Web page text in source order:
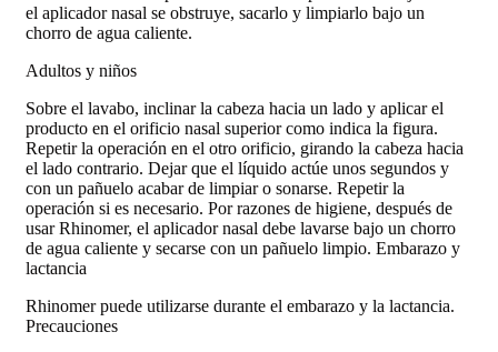
el aplicador nasal se obstruye, sacarlo y limpiarlo bajo un
chorro de agua caliente.
Adultos y niños
Sobre el lavabo, inclinar la cabeza hacia un lado y aplicar el
producto en el orificio nasal superior como indica la figura.
Repetir la operación en el otro orificio, girando la cabeza hacia
el lado contrario. Dejar que el líquido actúe unos segundos y
con un pañuelo acabar de limpiar o sonarse. Repetir la
operación si es necesario. Por razones de higiene, después de
usar Rhinomer, el aplicador nasal debe lavarse bajo un chorro
de agua caliente y secarse con un pañuelo limpio. Embarazo y
lactancia
Rhinomer puede utilizarse durante el embarazo y la lactancia.
Precauciones